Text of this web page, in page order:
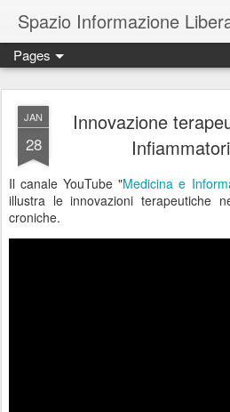
Spazio Informazione
Escursioni, viaggi, arte,
Pages
JAN
28
Innovazione
Il canale YouTube "Medicina e
illustra le innovazioni terapeutiche
croniche.